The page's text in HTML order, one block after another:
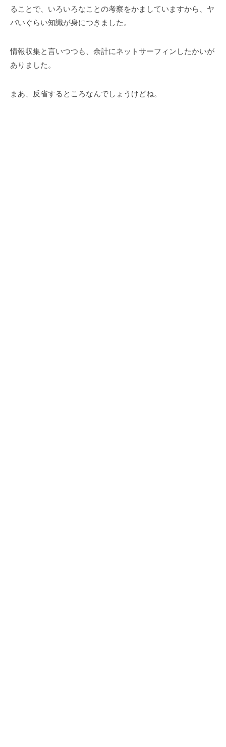
ることで、いろいろなことの考察をかましていますから、ヤ
バいぐらい知識が身につきました。
情報収集と言いつつも、余計にネットサーフィンしたかいが
ありました。
まあ、反省するところなんでしょうけどね。